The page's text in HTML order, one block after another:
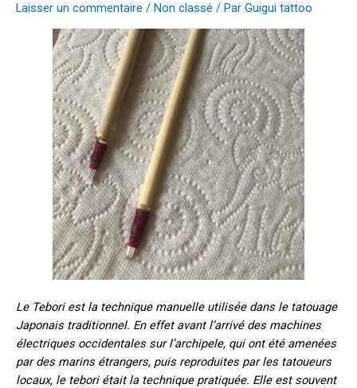
Laisser un commentaire / Non classé / Par Guigui tattoo
Le Tebori est la technique manuelle utilisée dans le tatouage
Japonais traditionnel. En effet avant l’arrivé des machines
électriques occidentales sur l’archipele, qui ont été amenées
par des marins étrangers, puis reproduites par les tatoueurs
locaux, le tebori était la technique pratiquée. Elle est souvent